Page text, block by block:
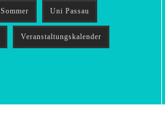
Sommer Uni Passau
Veranstaltungskalender